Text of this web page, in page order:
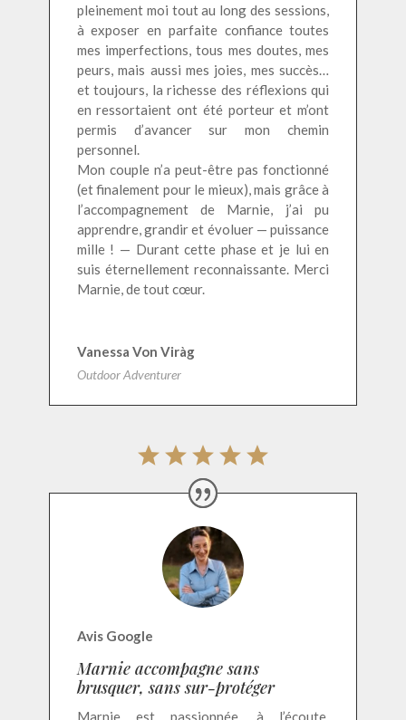
pleinement moi tout au long des sessions,
à exposer en parfaite confiance toutes
mes imperfections, tous mes doutes, mes
peurs, mais aussi mes joies, mes succès…
et toujours, la richesse des réflexions qui
en ressortaient ont été porteur et m’ont
permis d’avancer sur mon chemin
personnel.
Mon couple n’a peut-être pas fonctionné
(et finalement pour le mieux), mais grâce à
l’accompagnement de Marnie, j’ai pu
apprendre, grandir et évoluer — puissance
mille ! — Durant cette phase et je lui en
suis éternellement reconnaissante. Merci
Marnie, de tout cœur.
Vanessa Von Viràg
Outdoor Adventurer
Avis Google
Marnie accompagne sans
brusquer, sans sur-protéger
Marnie est passionnée, à l’écoute,